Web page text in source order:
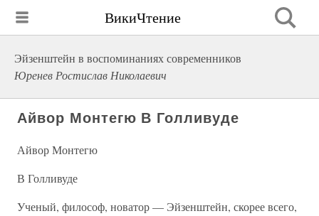
ВикиЧтение
Эйзенштейн в воспоминаниях современников
Юренев Ростислав Николаевич
Айвор Монтегю В Голливуде
Айвор Монтегю
В Голливуде
Ученый, философ, новатор — Эйзенштейн, скорее всего,